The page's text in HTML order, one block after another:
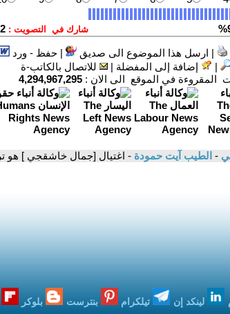
| ارسل هذا الموضوع الى صديق |حفظ - ورد
| إضافة إلى المفضلة |
للاتصال بالكاتب-ة
في الموقع الى الان : 4,294,967,295
- الطيب آيت حمودة - اغتيال [جمال خاشقجي ] هو
لينكد إن تيلكرام بنترست بلوكر